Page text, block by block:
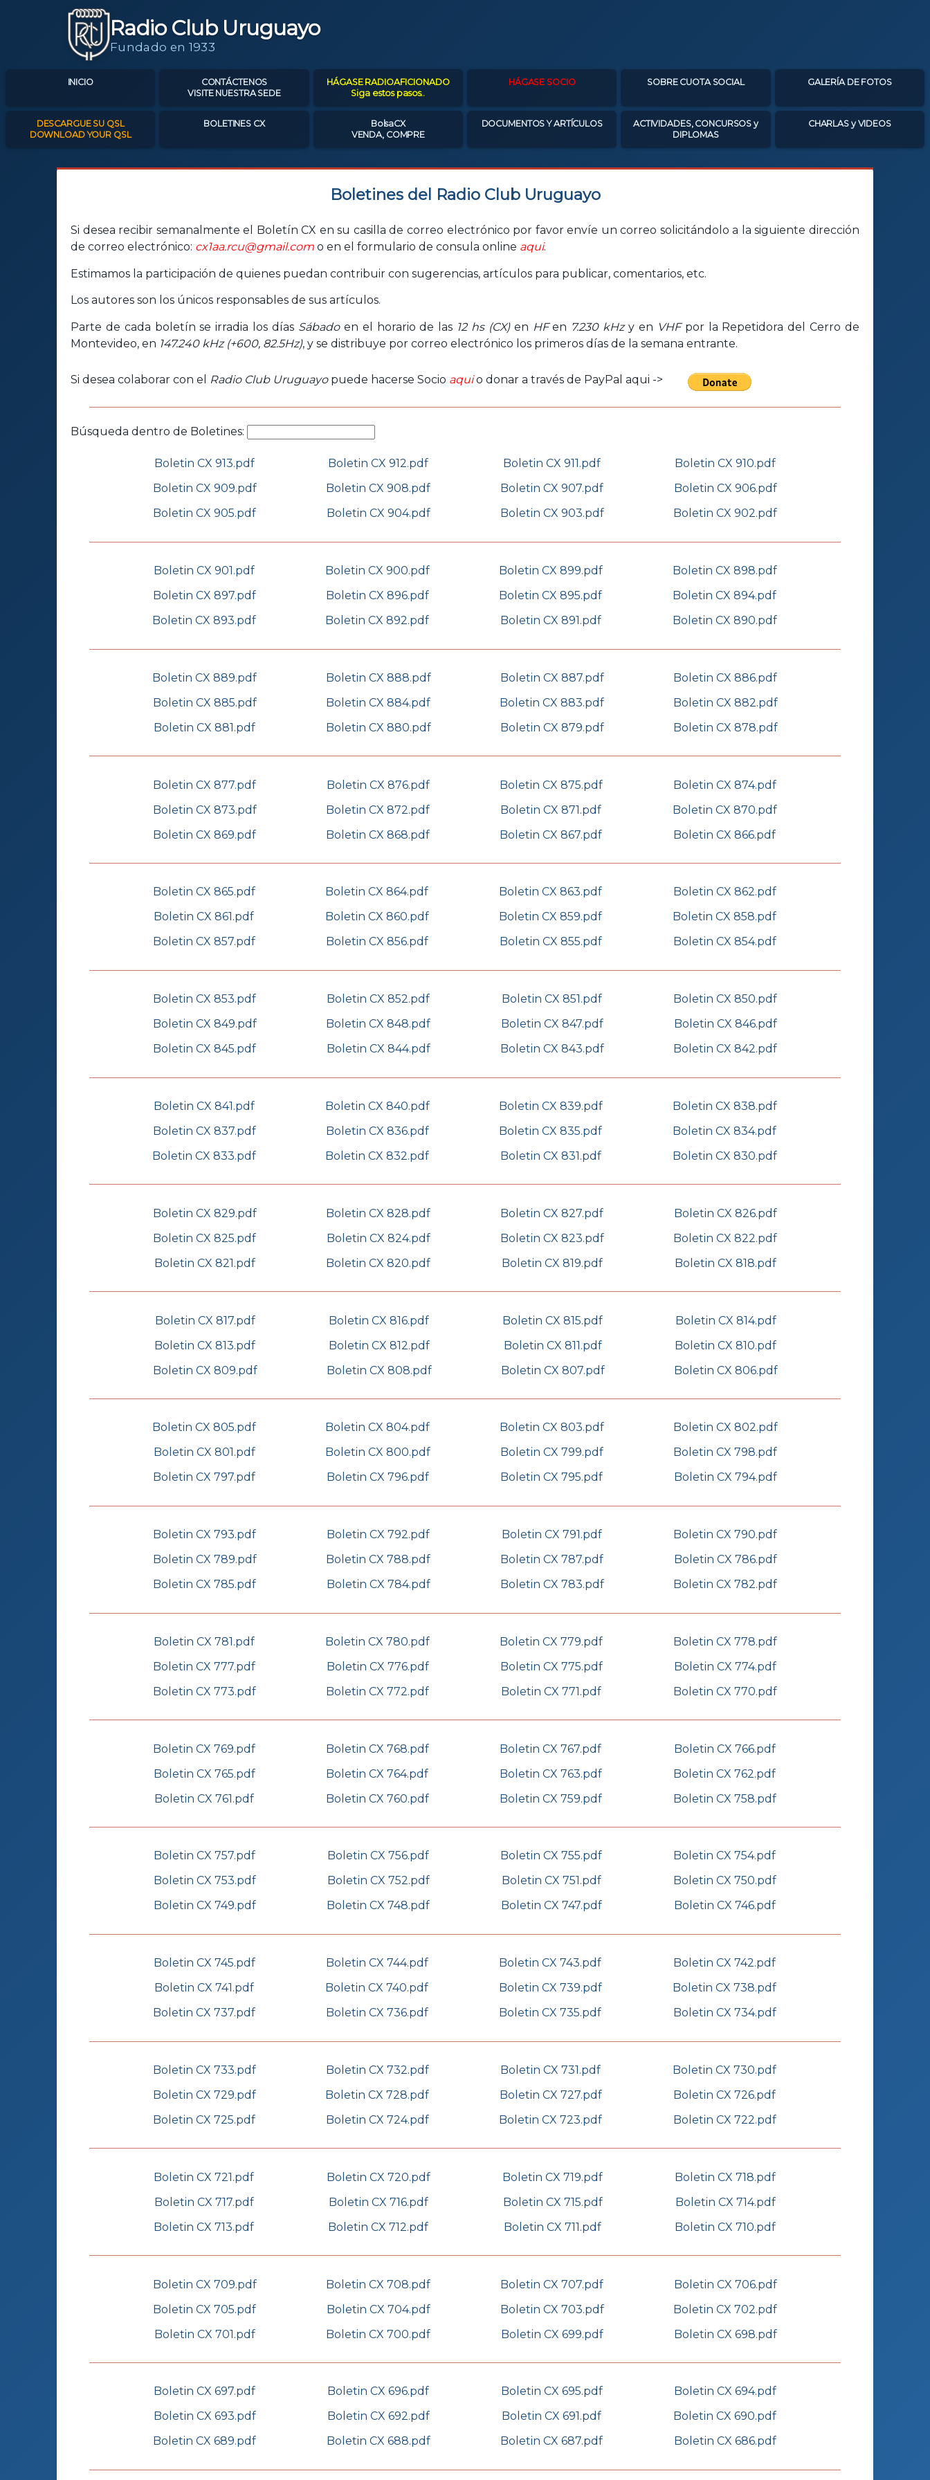
Radio Club Uruguayo
Fundado en 1933
INICIO
CONTÁCTENOS
VISITE NUESTRA SEDE
HÁGASE RADIOAFICIONADO
Siga estos pasos..
HÁGASE SOCIO SOBRE CUOTA SOCIAL GALERÍA DE FOTOS
DESCARGUE SU QSL
DOWNLOAD YOUR QSL
BOLETINES CX
BolsaCX
VENDA, COMPRE
DOCUMENTOS Y ARTÍCULOS
ACTIVIDADES, CONCURSOS y
DIPLOMAS
CHARLAS y VIDEOS
Boletines del Radio Club Uruguayo
Si desea recibir semanalmente el Boletín CX en su casilla de correo electrónico por favor envíe un correo solicitándolo a la siguiente dirección
de correo electrónico: cx1aa.rcu@gmail.com o en el formulario de consula online aqui.
Estimamos la participación de quienes puedan contribuir con sugerencias, artículos para publicar, comentarios, etc.
Los autores son los únicos responsables de sus artículos.
Parte de cada boletín se irradia los días Sábadoen el horario de las 12 hs (CX)en HFen 7.230 kHzy en VHFpor la Repetidora del Cerro de
Montevideo, en 147.240 kHz (+600, 82.5Hz), y se distribuye por correo electrónico los primeros días de la semana entrante.
Si desea colaborar con el Radio Club Uruguayopuede hacerse Socio aquio donar a través de PayPal aqui ->
Búsqueda dentro de Boletines:
Boletin CX 913.pdf Boletin CX 912.pdf Boletin CX 911.pdf
Boletin CX 910.pdf
Boletin CX 909.pdf
Boletin CX 908.pdf Boletin CX 907.pdf
Boletin CX 906.pdf
Boletin CX 905.pdf
Boletin CX 904.pdf Boletin CX 903.pdf Boletin CX 902.pdf
Boletin CX 901.pdf Boletin CX 900.pdf Boletin CX 899.pdf
Boletin CX 898.pdf
Boletin CX 897.pdf
Boletin CX 896.pdf Boletin CX 895.pdf
Boletin CX 894.pdf
Boletin CX 893.pdf
Boletin CX 892.pdf Boletin CX 891.pdf Boletin CX 890.pdf
Boletin CX 889.pdf Boletin CX 888.pdf Boletin CX 887.pdf
Boletin CX 886.pdf
Boletin CX 885.pdf
Boletin CX 884.pdf Boletin CX 883.pdf
Boletin CX 882.pdf
Boletin CX 881.pdf
Boletin CX 880.pdf Boletin CX 879.pdf Boletin CX 878.pdf
Boletin CX 877.pdf Boletin CX 876.pdf Boletin CX 875.pdf
Boletin CX 874.pdf
Boletin CX 873.pdf
Boletin CX 872.pdf Boletin CX 871.pdf
Boletin CX 870.pdf
Boletin CX 869.pdf
Boletin CX 868.pdf Boletin CX 867.pdf Boletin CX 866.pdf
Boletin CX 865.pdf Boletin CX 864.pdf Boletin CX 863.pdf
Boletin CX 862.pdf
Boletin CX 861.pdf
Boletin CX 860.pdf Boletin CX 859.pdf
Boletin CX 858.pdf
Boletin CX 857.pdf
Boletin CX 856.pdf Boletin CX 855.pdf Boletin CX 854.pdf
Boletin CX 853.pdf Boletin CX 852.pdf Boletin CX 851.pdf
Boletin CX 850.pdf
Boletin CX 849.pdf
Boletin CX 848.pdf Boletin CX 847.pdf
Boletin CX 846.pdf
Boletin CX 845.pdf
Boletin CX 844.pdf Boletin CX 843.pdf Boletin CX 842.pdf
Boletin CX 841.pdf Boletin CX 840.pdf Boletin CX 839.pdf
Boletin CX 838.pdf
Boletin CX 837.pdf
Boletin CX 836.pdf Boletin CX 835.pdf
Boletin CX 834.pdf
Boletin CX 833.pdf
Boletin CX 832.pdf Boletin CX 831.pdf Boletin CX 830.pdf
Boletin CX 829.pdf Boletin CX 828.pdf Boletin CX 827.pdf
Boletin CX 826.pdf
Boletin CX 825.pdf
Boletin CX 824.pdf Boletin CX 823.pdf
Boletin CX 822.pdf
Boletin CX 821.pdf
Boletin CX 820.pdf Boletin CX 819.pdf Boletin CX 818.pdf
Boletin CX 817.pdf Boletin CX 816.pdf Boletin CX 815.pdf
Boletin CX 814.pdf
Boletin CX 813.pdf
Boletin CX 812.pdf Boletin CX 811.pdf
Boletin CX 810.pdf
Boletin CX 809.pdf
Boletin CX 808.pdf Boletin CX 807.pdf Boletin CX 806.pdf
Boletin CX 805.pdf Boletin CX 804.pdf Boletin CX 803.pdf
Boletin CX 802.pdf
Boletin CX 801.pdf
Boletin CX 800.pdf Boletin CX 799.pdf
Boletin CX 798.pdf
Boletin CX 797.pdf
Boletin CX 796.pdf Boletin CX 795.pdf Boletin CX 794.pdf
Boletin CX 793.pdf Boletin CX 792.pdf Boletin CX 791.pdf
Boletin CX 790.pdf
Boletin CX 789.pdf
Boletin CX 788.pdf Boletin CX 787.pdf
Boletin CX 786.pdf
Boletin CX 785.pdf
Boletin CX 784.pdf Boletin CX 783.pdf Boletin CX 782.pdf
Boletin CX 781.pdf Boletin CX 780.pdf Boletin CX 779.pdf
Boletin CX 778.pdf
Boletin CX 777.pdf
Boletin CX 776.pdf Boletin CX 775.pdf
Boletin CX 774.pdf
Boletin CX 773.pdf
Boletin CX 772.pdf Boletin CX 771.pdf Boletin CX 770.pdf
Boletin CX 769.pdf Boletin CX 768.pdf Boletin CX 767.pdf
Boletin CX 766.pdf
Boletin CX 765.pdf
Boletin CX 764.pdf Boletin CX 763.pdf
Boletin CX 762.pdf
Boletin CX 761.pdf
Boletin CX 760.pdf Boletin CX 759.pdf Boletin CX 758.pdf
Boletin CX 757.pdf Boletin CX 756.pdf Boletin CX 755.pdf
Boletin CX 754.pdf
Boletin CX 753.pdf
Boletin CX 752.pdf Boletin CX 751.pdf
Boletin CX 750.pdf
Boletin CX 749.pdf
Boletin CX 748.pdf Boletin CX 747.pdf Boletin CX 746.pdf
Boletin CX 745.pdf Boletin CX 744.pdf Boletin CX 743.pdf
Boletin CX 742.pdf
Boletin CX 741.pdf
Boletin CX 740.pdf Boletin CX 739.pdf
Boletin CX 738.pdf
Boletin CX 737.pdf
Boletin CX 736.pdf Boletin CX 735.pdf Boletin CX 734.pdf
Boletin CX 733.pdf Boletin CX 732.pdf Boletin CX 731.pdf
Boletin CX 730.pdf
Boletin CX 729.pdf
Boletin CX 728.pdf Boletin CX 727.pdf
Boletin CX 726.pdf
Boletin CX 725.pdf
Boletin CX 724.pdf Boletin CX 723.pdf Boletin CX 722.pdf
Boletin CX 721.pdf Boletin CX 720.pdf Boletin CX 719.pdf
Boletin CX 718.pdf
Boletin CX 717.pdf
Boletin CX 716.pdf Boletin CX 715.pdf
Boletin CX 714.pdf
Boletin CX 713.pdf
Boletin CX 712.pdf Boletin CX 711.pdf Boletin CX 710.pdf
Boletin CX 709.pdf Boletin CX 708.pdf Boletin CX 707.pdf
Boletin CX 706.pdf
Boletin CX 705.pdf
Boletin CX 704.pdf Boletin CX 703.pdf
Boletin CX 702.pdf
Boletin CX 701.pdf
Boletin CX 700.pdf Boletin CX 699.pdf Boletin CX 698.pdf
Boletin CX 697.pdf Boletin CX 696.pdf Boletin CX 695.pdf
Boletin CX 694.pdf
Boletin CX 693.pdf
Boletin CX 692.pdf Boletin CX 691.pdf
Boletin CX 690.pdf
Boletin CX 689.pdf
Boletin CX 688.pdf Boletin CX 687.pdf Boletin CX 686.pdf